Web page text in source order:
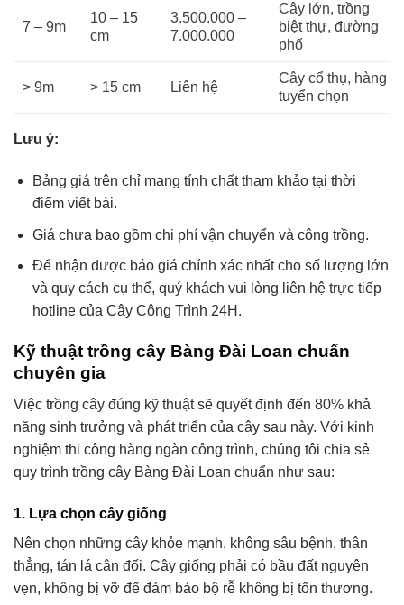
7 – 9m
10 – 15
cm
3.500.000 –
7.000.000
Cây lớn, trồng
biệt thự, đường
phố
> 9m > 15 cm Liên hệ
Cây cổ thụ, hàng
tuyển chọn
Lưu ý:
Bảng giá trên chỉ mang tính chất tham khảo tại thời
điểm viết bài.
Giá chưa bao gồm chi phí vận chuyển và công trồng.
Để nhận được báo giá chính xác nhất cho số lượng lớn
và quy cách cụ thể, quý khách vui lòng liên hệ trực tiếp
hotline của Cây Công Trình 24H.
Kỹ thuật trồng cây Bàng Đài Loan chuẩn
chuyên gia
Việc trồng cây đúng kỹ thuật sẽ quyết định đến 80% khả
năng sinh trưởng và phát triển của cây sau này. Với kinh
nghiệm thi công hàng ngàn công trình, chúng tôi chia sẻ
quy trình trồng cây Bàng Đài Loan chuẩn như sau:
1. Lựa chọn cây giống
Nên chọn những cây khỏe mạnh, không sâu bệnh, thân
thẳng, tán lá cân đối. Cây giống phải có bầu đất nguyên
vẹn, không bị vỡ để đảm bảo bộ rễ không bị tổn thương.